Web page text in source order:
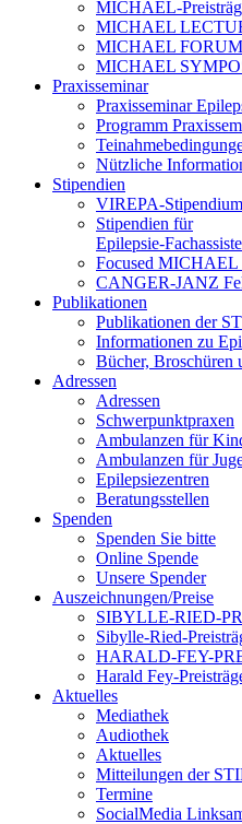
MICHAEL-
MICHAEL
MICHAEL FORUM
MICHAEL
Praxisseminar
Praxisseminar
Programm
Nützliche
Stipendien
VIREPA-Stipendium
Stipendien für
Epilepsie-
Focused MICHAEL
CANGER-JANZ
Publikationen
Publikationen der
Informationen zu
Bücher, Broschüren
Adressen
Adressen
Schwerpunktpraxen
Ambulanzen für
Ambulanzen für
Epilepsiezentren
Beratungsstellen
Spenden
Spenden Sie bitte
Online Spende
Unsere Spender
Auszeichnungen/Preise
SIBYLLE-RIED-
Sibylle-Ried-
HARALD-FEY-
Harald Fey-
Aktuelles
Mediathek
Audiothek
Aktuelles
Mitteilungen der
Termine
SocialMedia